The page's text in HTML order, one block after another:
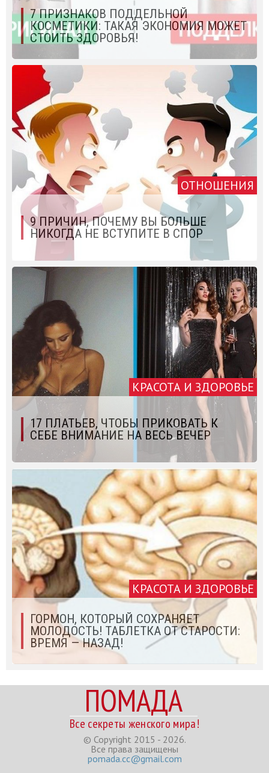
7 ПРИЗНАКОВ ПОДДЕЛЬНОЙ
КОСМЕТИКИ: ТАКАЯ ЭКОНОМИЯ МОЖЕТ
СТОИТЬ ЗДОРОВЬЯ!
ОТНОШЕНИЯ
9 ПРИЧИН, ПОЧЕМУ ВЫ БОЛЬШЕ
НИКОГДА НЕ ВСТУПИТЕ В СПОР
КРАСОТА И ЗДОРОВЬЕ
17 ПЛАТЬЕВ, ЧТОБЫ ПРИКОВАТЬ К
СЕБЕ ВНИМАНИЕ НА ВЕСЬ ВЕЧЕР
КРАСОТА И ЗДОРОВЬЕ
ГОРМОН, КОТОРЫЙ СОХРАНЯЕТ
МОЛОДОСТЬ! ТАБЛЕТКА ОТ СТАРОСТИ:
ВРЕМЯ — НАЗАД!
ПОМАДА
Все секреты женского мира!
© Copyright 2015 - 2026.
Все права защищены
pomada.cc@gmail.com